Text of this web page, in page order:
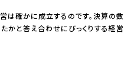
は確かに成立するのです。決算の数
かと答え合わせにびっくりする経営